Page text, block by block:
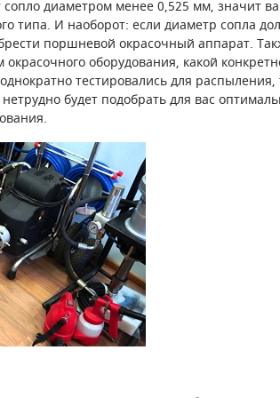
сопло диаметром менее 0,525 мм, значит
типа. И наоборот: если диаметр сопла
поршневой окрасочный аппарат.
оборудования, какой
тестировались для распыления,
будет подобрать для вас